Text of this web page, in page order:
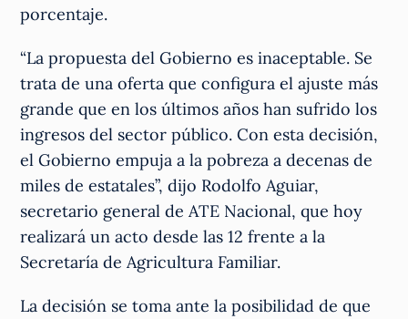
porcentaje.
“La propuesta del Gobierno es inaceptable. Se
trata de una oferta que configura el ajuste más
grande que en los últimos años han sufrido los
ingresos del sector público. Con esta decisión,
el Gobierno empuja a la pobreza a decenas de
miles de estatales”, dijo Rodolfo Aguiar,
secretario general de ATE Nacional, que hoy
realizará un acto desde las 12 frente a la
Secretaría de Agricultura Familiar.
La decisión se toma ante la posibilidad de que